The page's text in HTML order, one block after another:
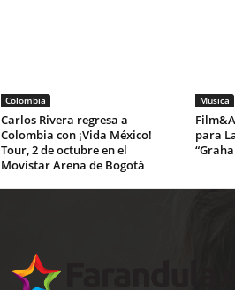
Colombia
Carlos Rivera regresa a
Colombia con ¡Vida México!
Tour, 2 de octubre en el
Movistar Arena de Bogotá
Musica
para